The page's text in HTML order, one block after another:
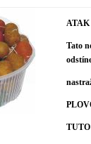
ATAK
Tato